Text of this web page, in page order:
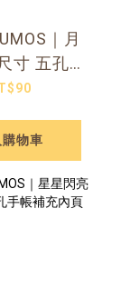
｜月
寸 五孔手
內頁
購物車